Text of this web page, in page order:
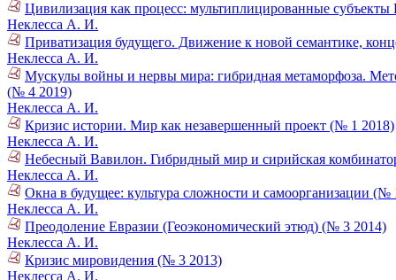
Цивилизация как процесс: мультиплицированные
Неклесса А. И.
Приватизация будущего. Движение к новой семантике,
Неклесса А. И.
Мускулы войны и нервы мира: гибридная метаморфоза.
(№ 4 2019)
Неклесса А. И.
Кризис истории. Мир как незавершенный проект (№ 1 2018)
Неклесса А. И.
Небесный Вавилон. Гибридный мир и сирийская
Неклесса А. И.
Окна в будущее: культура сложности и самоорганизации (№
Неклесса А. И.
Преодоление Евразии (Геоэкономический этюд) (№ 3 2014)
Неклесса А. И.
Кризис мировидения (№ 3 2013)
Неклесса А. И.